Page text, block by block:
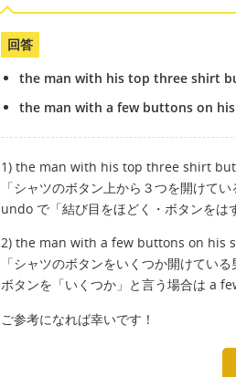
回答
the man with his top three shirt
the man with a few buttons on
1) the man with his top three shirt
「シャツのボタン上から３つを開けてい
undo で「結び目をほどく・ボタンをは
2) the man with a few buttons on his
「シャツのボタンをいくつか開けている
ボタンを「いくつか」と言う場合は a
ご参考になれば幸いです！